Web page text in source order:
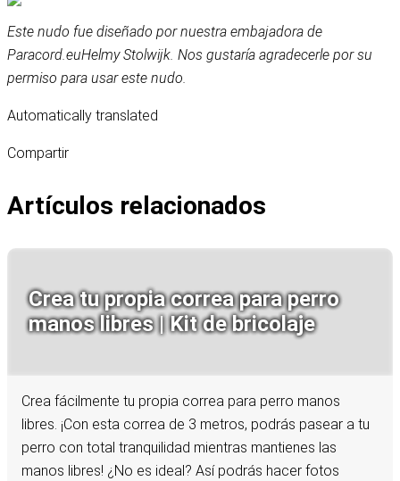
Este nudo fue diseñado por nuestra embajadora de
Paracord.euHelmy Stolwijk. Nos gustaría agradecerle por su
permiso para usar este nudo.
Automatically translated
Compartir
Artículos relacionados
Crea tu propia correa para perro
manos libres | Kit de bricolaje
Crea fácilmente tu propia correa para perro manos
libres. ¡Con esta correa de 3 metros, podrás pasear a tu
perro con total tranquilidad mientras mantienes las
manos libres! ¿No es ideal? Así podrás hacer fotos